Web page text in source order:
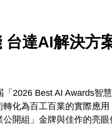
達AI解決方
2026 Best AI Awards智
化為百工百業的實際應
開組」金牌與佳作的亮